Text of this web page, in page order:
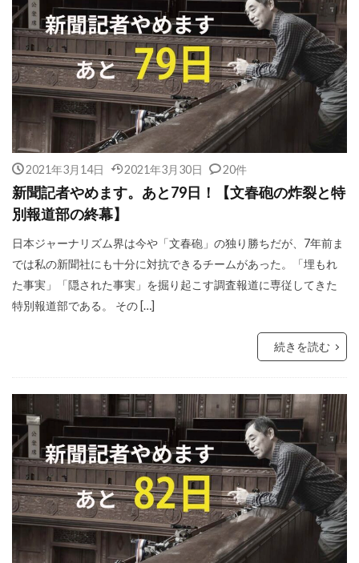
2021年3月14日 2021年3月30日 20件
新聞記者やめます。あと79日！【文春砲の炸裂と特
別報道部の終幕】
日本ジャーナリズム界は今や「文春砲」の独り勝ちだが、7年前ま
では私の新聞社にも十分に対抗できるチームがあった。「埋もれ
た事実」「隠された事実」を掘り起こす調査報道に専従してきた
特別報道部である。 その […]
続きを読む